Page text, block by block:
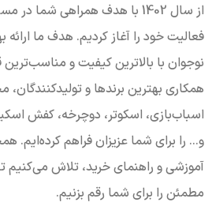
از سال 1402 با هدف همراهی شما
فعالیت خود را آغاز کردیم. هدف ما
نوجوان با بالاترین کیفیت و
همکاری بهترین برندها و
اسباب‌بازی، اسکوتر، دوچرخه، کفش
و... را برای شما عزیزان فراهم کرده‌ایم.
آموزشی و راهنمای خرید، تلاش می‌کنیم
مطمئن را برای شما رقم بزنیم.